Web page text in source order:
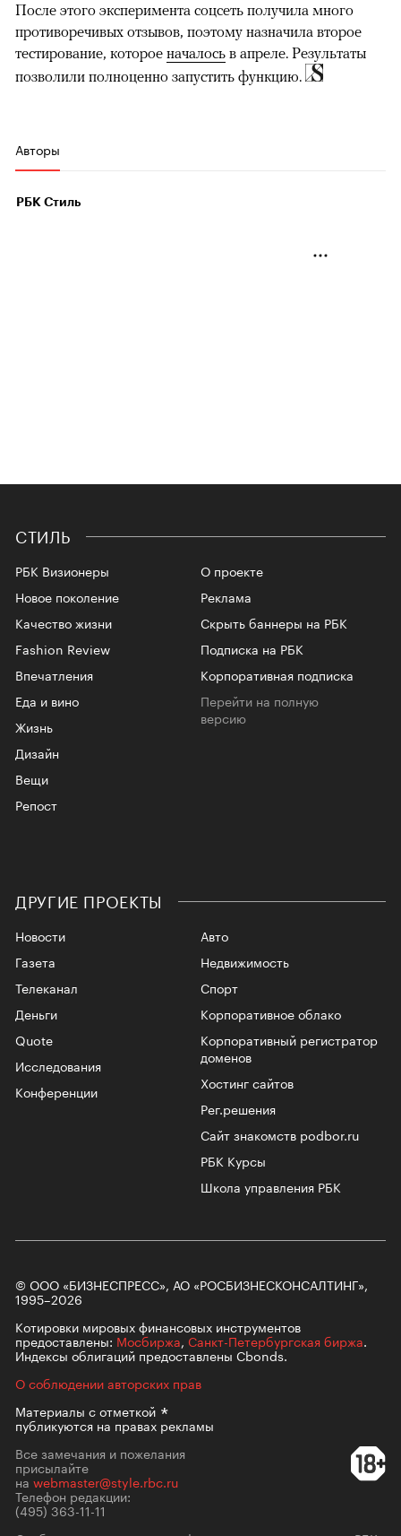
После этого эксперимента соцсеть получила много
противоречивых отзывов, поэтому назначила второе
тестирование, которое началось в апреле. Результаты
позволили полноценно запустить функцию.
Авторы
РБК Стиль
СТИЛЬ
РБК Визионеры
Новое поколение
Качество жизни
Fashion Review
Впечатления
Еда и вино
Жизнь
Дизайн
Вещи
Репост
О проекте
Реклама
Скрыть баннеры на РБК
Подписка на РБК
Корпоративная подписка
Перейти на полную
версию
ДРУГИЕ ПРОЕКТЫ
Новости
Газета
Телеканал
Авто
Недвижимость
Спорт
Корпоративное облако
Корпоративный регистратор
доменов
Хостинг сайтов
Рег.решения
Сайт знакомств podbor.ru
РБК Курсы
Школа управления РБК
Деньги
Quote
Исследования
Конференции
© ООО «БИЗНЕСПРЕСС», АО «РОСБИЗНЕСКОНСАЛТИНГ»,
1995–2026
Котировки мировых финансовых инструментов
предоставлены: Мосбиржа, Санкт-Петербургская биржа.
Индексы облигаций предоставлены Cbonds.
О соблюдении авторских прав
Материалы сотметкой
публикуются на правах рекламы
Все замечания и пожелания
присылайте
на webmaster@style.rbc.ru
Телефон редакции:
(495) 363-11-11